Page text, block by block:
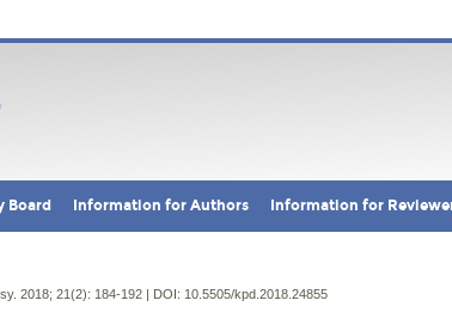
Board Information for Authors Information for
2018; 21(2): 184-192 | DOI: 10.5505/kpd.2018.24855